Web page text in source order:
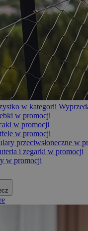
w kategorii
w promocji
w promocji
w promocji
przeciwsłoneczne w
i zegarki w promocji
w promocji